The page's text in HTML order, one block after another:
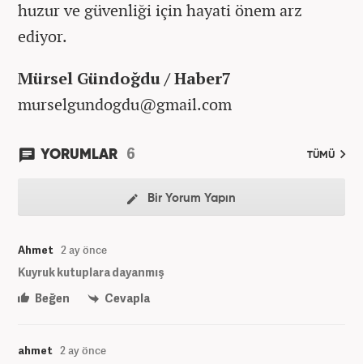
huzur ve güvenliği için hayati önem arz
ediyor.
Mürsel Gündoğdu / Haber7
murselgundogdu@gmail.com
YORUMLAR 6 TÜMÜ
Bir Yorum Yapın
Ahmet 2 ay önce
Kuyruk kutuplara dayanmış
Beğen
Cevapla
ahmet 2 ay önce